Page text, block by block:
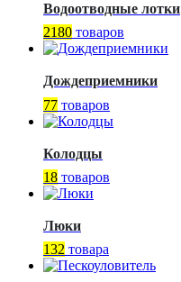
Водоотводные лотки
2180 товаров
Дождеприемники
77 товаров
Колодцы
18 товаров
Люки
132 товара